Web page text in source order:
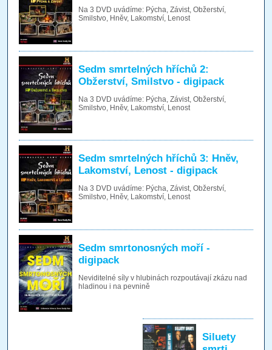
Na 3 DVD uvádíme: Pýcha, Závist, Obžerství,
Smilstvo, Hněv, Lakomství, Lenost
Sedm smrtelných hříchů 2:
Obžerství, Smilstvo - digipack
Na 3 DVD uvádíme: Pýcha, Závist, Obžerství,
Smilstvo, Hněv, Lakomství, Lenost
Sedm smrtelných hříchů 3: Hněv,
Lakomství, Lenost - digipack
Na 3 DVD uvádíme: Pýcha, Závist, Obžerství,
Smilstvo, Hněv, Lakomství, Lenost
Sedm smrtonosných moří -
digipack
Neviditelné síly v hlubinách rozpoutávají zkázu nad
hladinou i na pevnině
Siluety